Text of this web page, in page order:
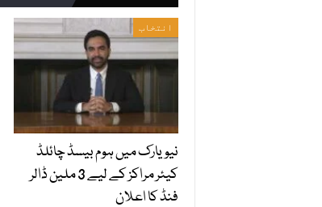
انتخاب
نیویارک میں ہوم بیسڈ چائلڈ
کیئر مراکز کے لیے 3 ملین ڈالر
فنڈ کا اعلان